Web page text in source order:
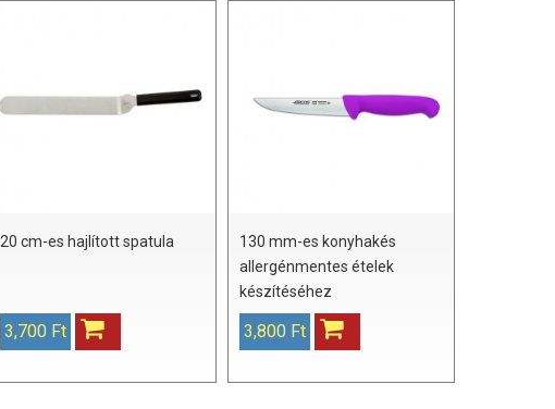
20 cm-es hajlított spatula
3,700 Ft
130 mm-es konyhakés
allergénmentes ételek
készítéséhez
3,800 Ft